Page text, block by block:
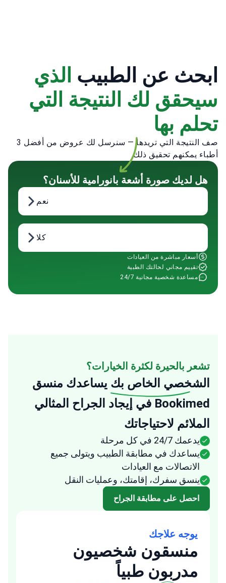
ابحث عن الطبيب الذي
سيحقق لك النتيجة التي
تحلم بها
صف النتيجة التي تريدها — سنرسل لك عروض من أفضل 3
أطباء يمكنهم تحقيق ذلك.
هل لديك صورة أشعة بانورامية للأسنان؟
نعم
كلا
أسعار مباشرة من العيادات
تقييم مجاني لحالتك الطبية
مساعدة شخصية مجانية 24/7
تشعر بالحيرة لكثرة الخيارات؟
الشخصي الخاص بك يساعدك منسق
Bookimed في إيجاد الجراح المثالي
الملائم لاحتياجاتك
يدعمك 24/7 في كل مرحلة
يساعدك في مطابقة الطبيب ويتولى جميع
الاتصالات مع العيادات
ينسق سفرك، إقامتك، وعمليات النقل
احصل على مطابقة الجراح
يوجه علاجك
منسقون شخصيون
مدربون طبياً